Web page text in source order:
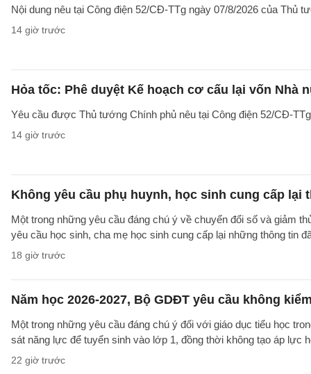
Nội dung nêu tại Công điện 52/CĐ-TTg ngày 07/8/2026 của Thủ
14 giờ trước
Hỏa tốc: Phê duyệt Kế hoạch cơ cấu lại vốn Nhà
Yêu cầu được Thủ tướng Chính phủ nêu tại Công điện 52/CĐ-
14 giờ trước
Không yêu cầu phụ huynh, học sinh cung cấp lại
Một trong những yêu cầu đáng chú ý về chuyển đổi số và giảm
yêu cầu học sinh, cha mẹ học sinh cung cấp lại những thông tin
18 giờ trước
Năm học 2026-2027, Bộ GDĐT yêu cầu không
Một trong những yêu cầu đáng chú ý đối với giáo dục tiểu học
sát năng lực để tuyển sinh vào lớp 1, đồng thời không tạo áp
22 giờ trước